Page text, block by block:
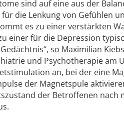
sind auf eine aus der
die Lenkung von Gefühlen
es zu einer verstärkten
einer für die Depression
so Maximilian
und Psychotherapie am
an, bei der eine
der Magnetspule
der Betroffenen nach